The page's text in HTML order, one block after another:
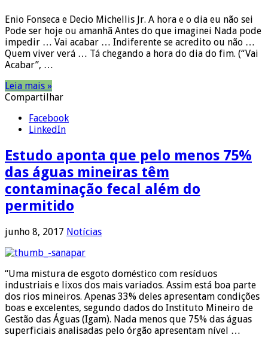
Enio Fonseca e Decio Michellis Jr. A hora e o dia eu não sei
Pode ser hoje ou amanhã Antes do que imaginei Nada pode
impedir … Vai acabar … Indiferente se acredito ou não …
Quem viver verá … Tá chegando a hora do dia do fim. (“Vai
Acabar”, …
Leia mais »
Compartilhar
Facebook
LinkedIn
Estudo aponta que pelo menos 75%
das águas mineiras têm
contaminação fecal além do
permitido
junho 8, 2017 Notícias
“Uma mistura de esgoto doméstico com resíduos
industriais e lixos dos mais variados. Assim está boa parte
dos rios mineiros. Apenas 33% deles apresentam condições
boas e excelentes, segundo dados do Instituto Mineiro de
Gestão das Águas (Igam). Nada menos que 75% das águas
superficiais analisadas pelo órgão apresentam nível …